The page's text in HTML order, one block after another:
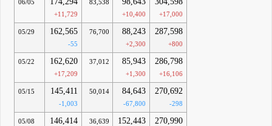
06/05
+11,729
83,538
+10,400 +17,000
05/29 162,565
-55
76,700 88,243
+2,300
287,598
+800
05/22 162,620
+17,209
37,012 85,943
+1,300
286,798
+16,106
05/15 145,411
-1,003
50,014 84,643
-67,800
270,692
-298
05/08 146,414 36,639 152,443 270,990